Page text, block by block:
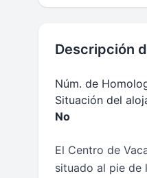
Descripción
Núm. de
Situación del
No
El Centro de
situado al pie de